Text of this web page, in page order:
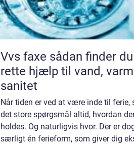
Vvs faxe sådan finder du den
rette hjælp til vand,
sanitet
Når tiden er ved at være inde til ferie,
det store spørgsmål altid, hvordan
holdes. Og naturligvis hvor. Der er
særligt én ferieform, som giver dig